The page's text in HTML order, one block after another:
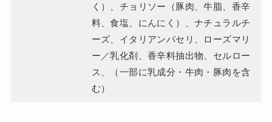
く）、チョリソー（豚肉、牛脂、香辛
料、食塩、にんにく）、ナチュラルチ
ーズ、イタリアンパセリ、ローズマリ
ー／乳化剤、香辛料抽出物、セルロー
ス、（一部に乳成分・牛肉・豚肉を含
む）